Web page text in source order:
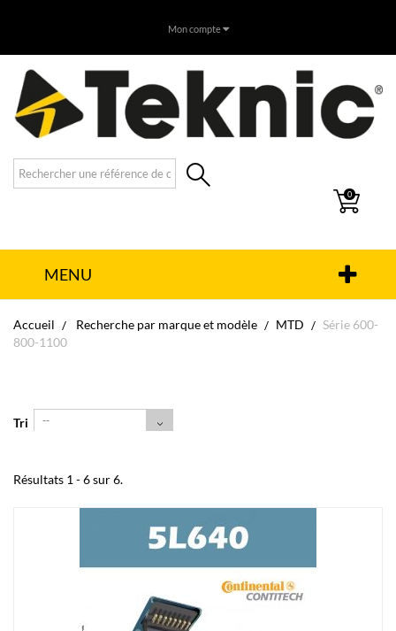
Mon compte
0
MENU
Accueil Recherche par marque et modèle MTD
Série 600-
800-1100
Tri --
Résultats 1 - 6 sur 6.